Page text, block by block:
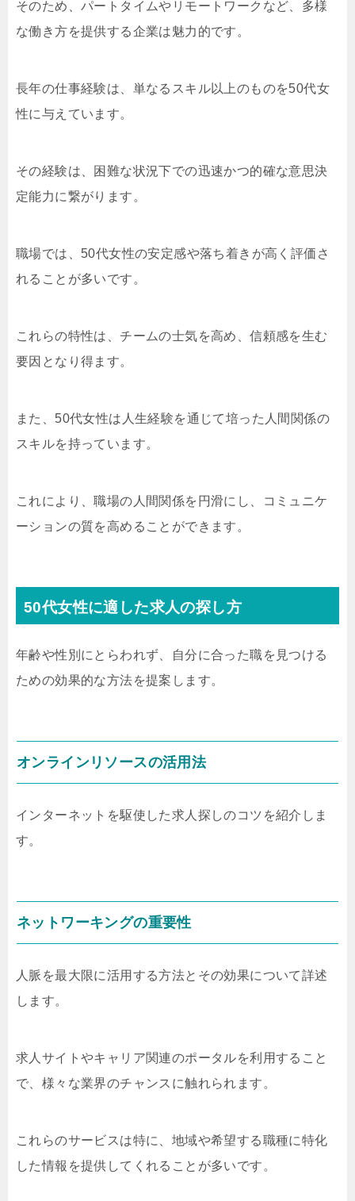
そのため、パートタイムやリモートワークなど、多様
な働き方を提供する企業は魅力的です。
長年の仕事経験は、単なるスキル以上のものを50代女
性に与えています。
その経験は、困難な状況下での迅速かつ的確な意思決
定能力に繋がります。
職場では、50代女性の安定感や落ち着きが高く評価さ
れることが多いです。
これらの特性は、チームの士気を高め、信頼感を生む
要因となり得ます。
また、50代女性は人生経験を通じて培った人間関係の
スキルを持っています。
これにより、職場の人間関係を円滑にし、コミュニケ
ーションの質を高めることができます。
50代女性に適した求人の探し方
年齢や性別にとらわれず、自分に合った職を見つける
ための効果的な方法を提案します。
オンラインリソースの活用法
インターネットを駆使した求人探しのコツを紹介しま
す。
ネットワーキングの重要性
人脈を最大限に活用する方法とその効果について詳述
します。
求人サイトやキャリア関連のポータルを利用すること
で、様々な業界のチャンスに触れられます。
これらのサービスは特に、地域や希望する職種に特化
した情報を提供してくれることが多いです。